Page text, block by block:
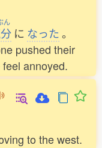
ん
に なった。
pushed their
annoyed.
to the west.